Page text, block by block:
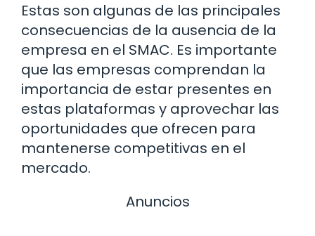
Estas son algunas de las principales
consecuencias de la ausencia de la
empresa en el SMAC. Es importante
que las empresas comprendan la
importancia de estar presentes en
estas plataformas y aprovechar las
oportunidades que ofrecen para
mantenerse competitivas en el
mercado.
Anuncios